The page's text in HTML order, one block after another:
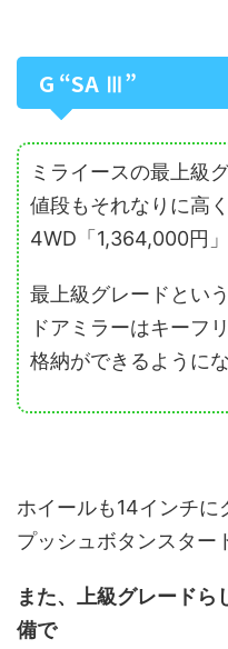
G “SA Ⅲ”
ミライースの最上級
値段もそれなりに高
4WD「1,364,000円」
最上級グレードとい
ドアミラーはキーフ
格納ができるように
ホイールも14インチに
プッシュボタンスター
また、上級グレードら
備で